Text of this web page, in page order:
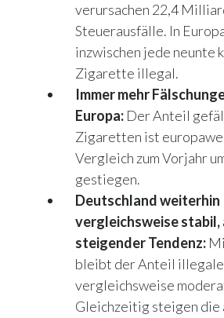
verursachen 22,4
Steuerausfälle. In
inzwischen jede neunte
Zigarette illegal.
Immer mehr
Europa: Der Anteil
Zigaretten ist
Vergleich zum Vorjahr
gestiegen.
Deutschland weiterhin
vergleichsweise stabil,
steigender Tendenz:
bleibt der Anteil
vergleichsweise
Gleichzeitig steigen die